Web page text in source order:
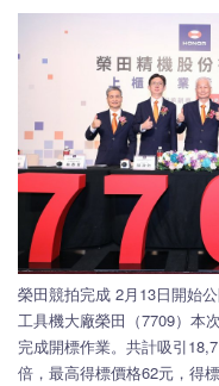
榮田競拍完成 2月13日開始
工具機大廠榮田（7709）本
完成開標作業。共計吸引
倍，最高得標價格62元，得